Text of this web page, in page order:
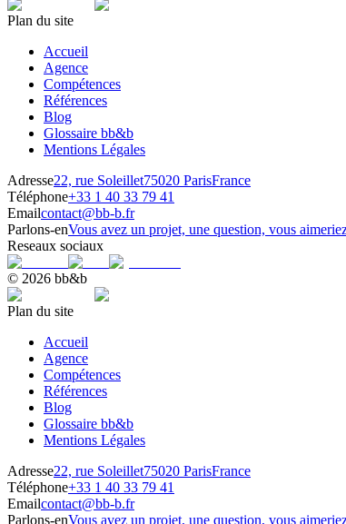
Plan du site
Accueil
Agence
Compétences
Références
Blog
Glossaire bb&b
Mentions Légales
Adresse22, rue Soleillet75020 ParisFrance
Téléphone+33 1 40 33 79 41
Emailcontact@bb-b.fr
Parlons-enVous avez un projet, une question, vous
Reseaux sociaux
© 2026 bb&b
Plan du site
Accueil
Agence
Compétences
Références
Blog
Glossaire bb&b
Mentions Légales
Adresse22, rue Soleillet75020 ParisFrance
Téléphone+33 1 40 33 79 41
Emailcontact@bb-b.fr
Parlons-enVous avez un projet, une question, vous